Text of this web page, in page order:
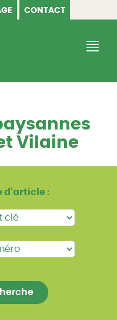
CONTACT
Vilaine
d'article :